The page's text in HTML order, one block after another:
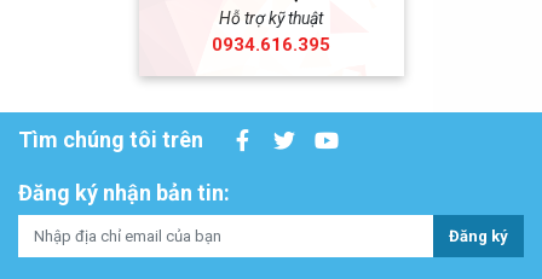
Hỗ trợ kỹ thuật
0934.616.395
Tìm chúng tôi trên
Đăng ký nhận bản tin:
Đăng ký